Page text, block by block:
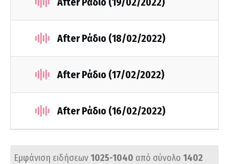
After Ράδιο (18/02/2022)
After Ράδιο (17/02/2022)
After Ράδιο (16/02/2022)
Εμφάνιση ειδήσεων1025-1040 από σύνολο 1402